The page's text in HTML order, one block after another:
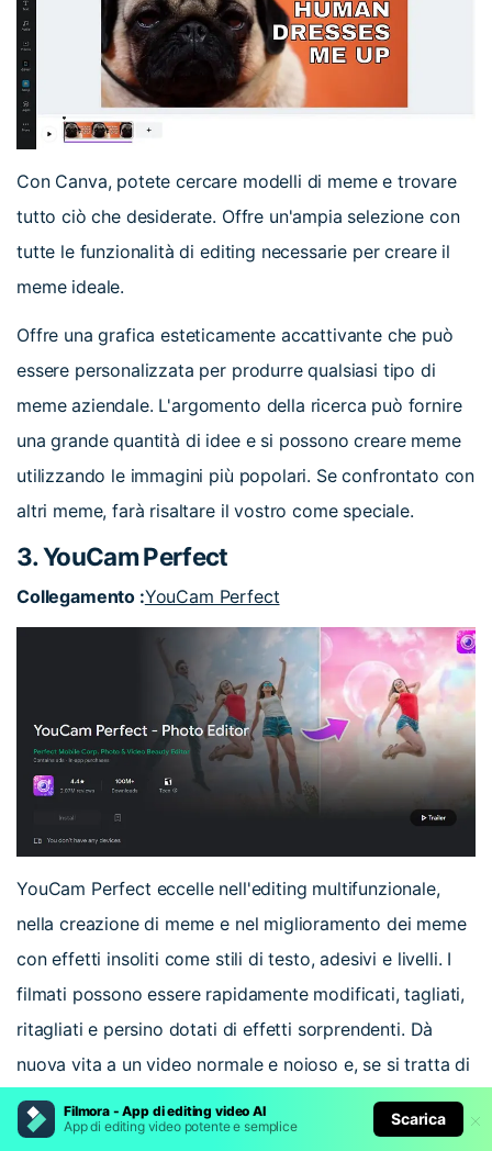
Filmora - App di editing video AI
App di editing video potente e semplice
Scarica
Con Canva, potete cercare modelli di meme e trovare
tutto ciò che desiderate. Offre un'ampia selezione con
tutte le funzionalità di editing necessarie per creare il
meme ideale.
Offre una grafica esteticamente accattivante che può
essere personalizzata per produrre qualsiasi tipo di
meme aziendale. L'argomento della ricerca può fornire
una grande quantità di idee e si possono creare meme
utilizzando le immagini più popolari. Se confrontato con
altri meme, farà risaltare il vostro come speciale.
3. YouCam Perfect
Collegamento :YouCam Perfect
YouCam Perfect eccelle nell'editing multifunzionale,
nella creazione di meme e nel miglioramento dei meme
con effetti insoliti come stili di testo, adesivi e livelli. I
filmati possono essere rapidamente modificati, tagliati,
ritagliati e persino dotati di effetti sorprendenti. Dà
nuova vita a un video normale e noioso e, se si tratta di
un meme, si può aumentare l'impatto aggiungendo una
voce fuori campo spiritosa.